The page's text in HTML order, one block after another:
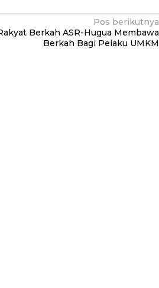
Pos berikutnya
Berkah ASR-Hugua Membawa
Berkah Bagi Pelaku UMKM